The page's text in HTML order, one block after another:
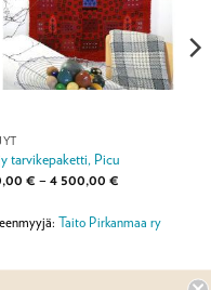
tarvikepaketti, Picu
€ – 4 500,00 €Hintaluokka:
4
500,00 €
Taito Pirkanmaa ry